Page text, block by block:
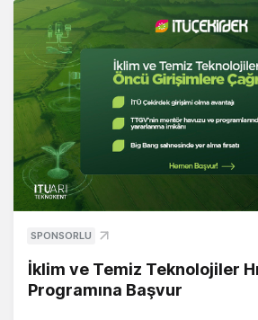
SPONSORLU
İklim ve Temiz Teknolojiler
Programına Başvur